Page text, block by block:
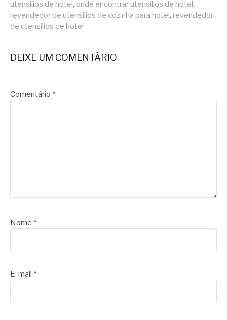
utensilios de hotel, onde encontrar utensilios de hotel,
revendedor de utensilios de cozinha para hotel, revendedor
de utensilios de hotel
DEIXE UM COMENTÁRIO
Comentário *
Nome *
E-mail *